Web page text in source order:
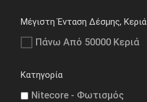
Μέγιστη Ένταση Δέσμης, Κεριά
Πάνω Από 50000 Κεριά
Κατηγορία
Nitecore - Φωτισμός